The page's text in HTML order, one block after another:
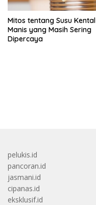
Mitos tentang Susu Kental
Manis yang Masih Sering
Dipercaya
pelukis.id
pancoran.id
jasmani.id
cipanas.id
eksklusif.id